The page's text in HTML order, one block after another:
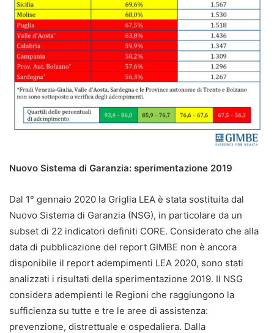
Nuovo Sistema di Garanzia: sperimentazione 2019
Dal 1° gennaio 2020 la Griglia LEA è stata sostituita dal
Nuovo Sistema di Garanzia (NSG), in particolare da un
subset di 22 indicatori definiti CORE. Considerato che alla
data di pubblicazione del report GIMBE non è ancora
disponibile il report adempimenti LEA 2020, sono stati
analizzati i risultati della sperimentazione 2019. Il NSG
considera adempienti le Regioni che raggiungono la
sufficienza su tutte e tre le aree di assistenza:
prevenzione, distrettuale e ospedaliera. Dalla